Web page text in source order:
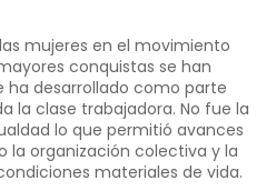
mujeres en el movimiento
conquis­tas se han
ha desarrollado como parte
la clase trabaja­dora. No fue la
lo que permitió avan­ces
la organización colectiva y la
materia­les de vida.